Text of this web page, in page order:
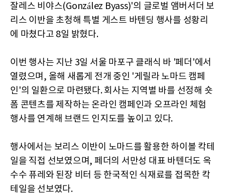
잘레스 비야스(González Byass)'의 글로벌 앰버서더 보
리스 이반을 초청해 특별 게스트 바텐딩 행사를 성황리
에 마쳤다고 8일 밝혔다.
이번 행사는 지난 3일 서울 마포구 클래식 바 '페더'에서
열렸으며, 올해 새롭게 전개 중인 '게릴라 노마드 캠페
인'의 일환으로 마련됐다. 회사는 지역별 바를 선정해 숏
폼 콘텐츠를 제작하는 온라인 캠페인과 오프라인 체험
행사를 연계해 브랜드 인지도를 높이고 있다.
행사에서는 보리스 이반이 노마드를 활용한 하이볼 칵테
일을 직접 선보였으며, 페더의 서만성 대표 바텐더도 옥
수수 퓨레와 된장 비터 등 한국적인 식재료를 접목한 칵
테일을 선보였다.